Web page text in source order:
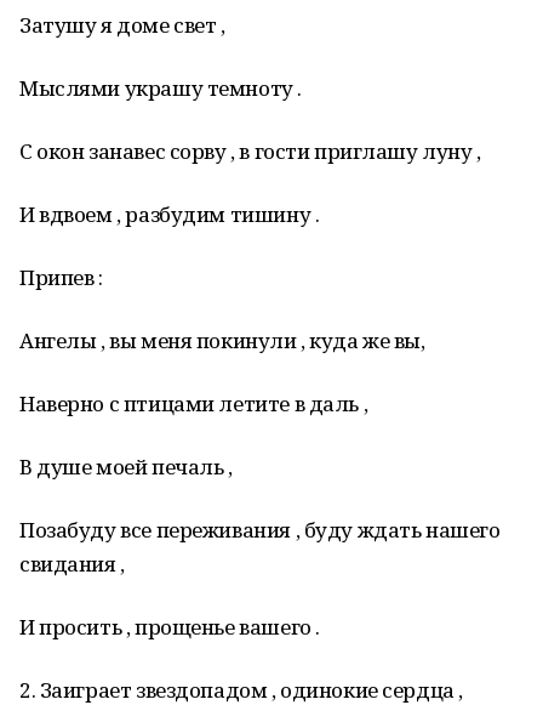
Затушу я доме свет ,
Мыслями украшу темноту .
С окон занавес сорву , в гости приглашу луну ,
И вдвоем , разбудим тишину .
Припев :
Ангелы , вы меня покинули , куда же вы,
Наверно с птицами летите в даль ,
В душе моей печаль ,
Позабуду все переживания , буду ждать нашего
свидания ,
И просить , прощенье вашего .
2. Заиграет звездопадом , одинокие сердца ,